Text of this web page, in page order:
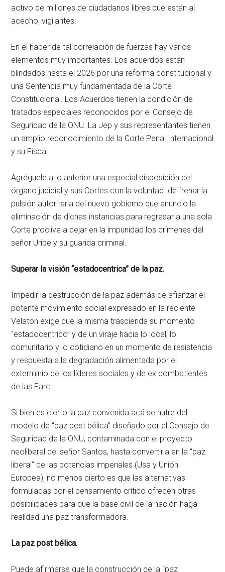
activo de millones de ciudadanos libres que están al
acecho, vigilantes.
En el haber de tal correlación de fuerzas hay varios
elementos muy importantes. Los acuerdos están
blindados hasta el 2026 por una reforma constitucional y
una Sentencia muy fundamentada de la Corte
Constitucional. Los Acuerdos tienen la condición de
tratados especiales reconocidos por el Consejo de
Seguridad de la ONU. La Jep y sus representantes tienen
un amplio reconocimiento de la Corte Penal Internacional
y su Fiscal.
Agréguele a lo anterior una especial disposición del
órgano judicial y sus Cortes con la voluntad de frenar la
pulsión autoritaria del nuevo gobierno que anuncio la
eliminación de dichas instancias para regresar a una sola
Corte proclive a dejar en la impunidad los crímenes del
señor Uribe y su guarida criminal.
Superar la visión “estadocentrica” de la paz.
Impedir la destrucción de la paz además de afianzar el
potente movimiento social expresado en la reciente
Velaton exige que la misma trascienda su momento
“estadocentrico” y de un viraje hacia lo local, lo
comunitario y lo cotidiano en un momento de resistencia
y respuesta a la degradación alimentada por el
exterminio de los líderes sociales y de ex combatientes
de las Farc.
Si bien es cierto la paz convenida acá se nutre del
modelo de “paz post bélica” diseñado por el Consejo de
Seguridad de la ONU, contaminada con el proyecto
neoliberal del señor Santos, hasta convertirla en la “paz
liberal” de las potencias imperiales (Usa y Unión
Europea), no menos cierto es que las alternativas
formuladas por el pensamiento crítico ofrecen otras
posibilidades para que la base civil de la nación haga
realidad una paz transformadora.
La paz post bélica.
Puede afirmarse que la construcción de la “paz